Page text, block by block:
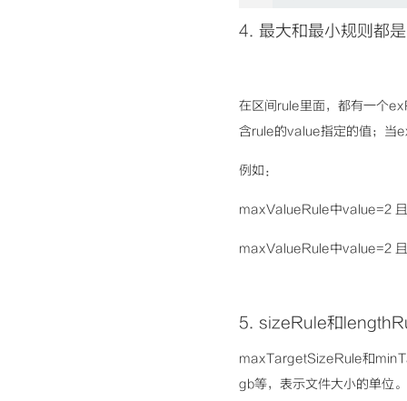
4. 最大和最小规则都
在区间rule里面，都有一个
含rule的value指定的值；当
例如：
maxValueRule中value=2
maxValueRule中value=2
5. sizeRule和
maxTargetSizeRule和
gb等，表示文件大小的单位